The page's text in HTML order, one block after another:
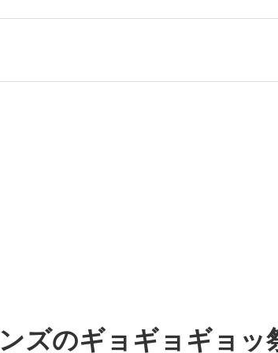
ズのギョギョギョッ